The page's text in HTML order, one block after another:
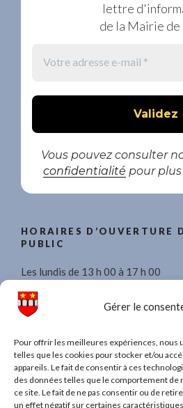
Gérer le
Pour offrir les meilleures expériences, nous
telles que les cookies pour stocker et/ou
appareils. Le fait de consentir à ces
des données telles que le comportement de
ce site. Le fait de ne pas consentir ou de
un effet négatif sur certaines
lettre
de la Mairie de
Vous pouvez consulter
confidentialité pour plus
HORAIRES D’OUVERTURE
PUBLIC
Les lundis de 13 h 00 à 17 h 00
Les mercredis de 8 h 30 à 11 h 30
Les vendredis de 13 h 00 à 17 h 00
TAPEZ UN MOT POUR